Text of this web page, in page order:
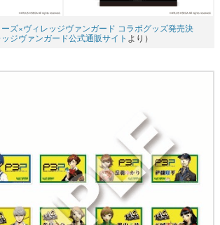
ズ×ヴィレッジヴァンガード コラボグッズ発売決
ジヴァンガード公式通販サイト より）